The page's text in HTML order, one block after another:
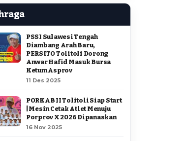
PSSI Sulawesi Tengah
Diambang Arah Baru,
PERSITO Tolitoli Dorong
Anwar Hafid Masuk Bursa
Ketum Asprov
11 Des 2025
PORKAB II Tolitoli Siap Start
| Mesin Cetak Atlet Menuju
Porprov X 2026 Dipanaskan
16 Nov 2025